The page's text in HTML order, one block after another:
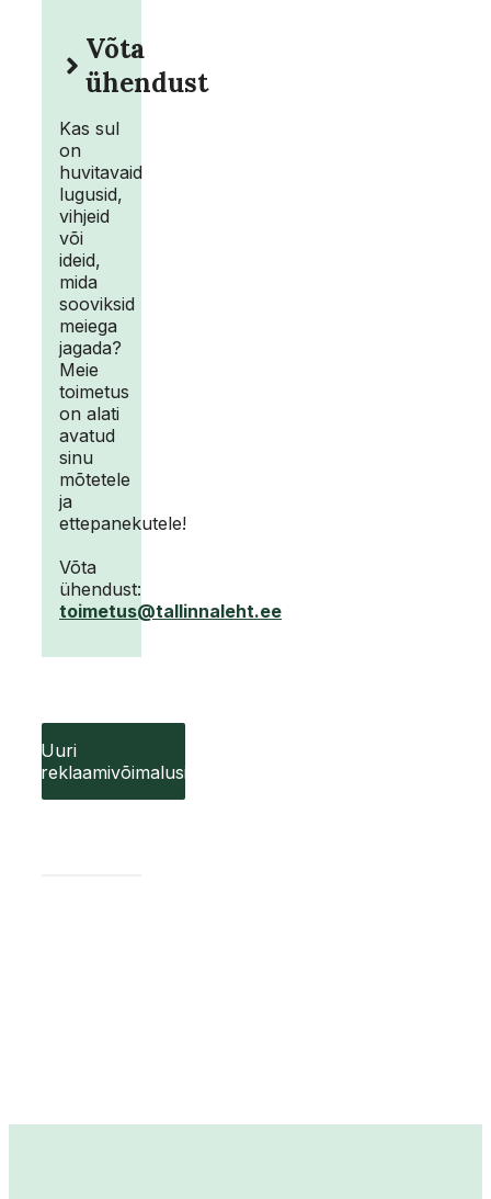
Võta
ühendust
Kas sul
on
huvitavaid
lugusid,
vihjeid
või
ideid,
mida
sooviksid
meiega
jagada?
Meie
toimetus
on alati
avatud
sinu
mõtetele
ja
ettepanekutele!
Võta
ühendust:
toimetus@tallinnaleht.ee
Uuri
reklaamivõimalusi